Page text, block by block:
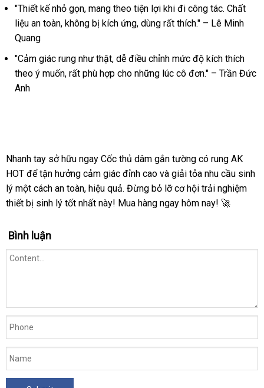
mạnh
kích
thích
chuẩn
HOT
"Thiết kế nhỏ gọn, mang theo tiện lợi khi đi công tác. Chất
liệu an toàn, không bị kích ứng, dùng rất thích." – Lê Minh
Quang
"Cảm giác rung như thật, dễ điều chỉnh mức độ kích thích
theo ý muốn, rất phù hợp cho những lúc cô đơn." – Trần Đức
Anh
Nhanh tay sở hữu ngay Cốc thủ dâm gắn tường có rung AK
HOT để tận hưởng cảm giác đỉnh cao và giải tỏa nhu cầu sinh
lý một cách an toàn, hiệu quả. Đừng bỏ lỡ cơ hội trải nghiệm
thiết bị sinh lý tốt nhất này! Mua hàng ngay hôm nay! 🚀
Bình luận